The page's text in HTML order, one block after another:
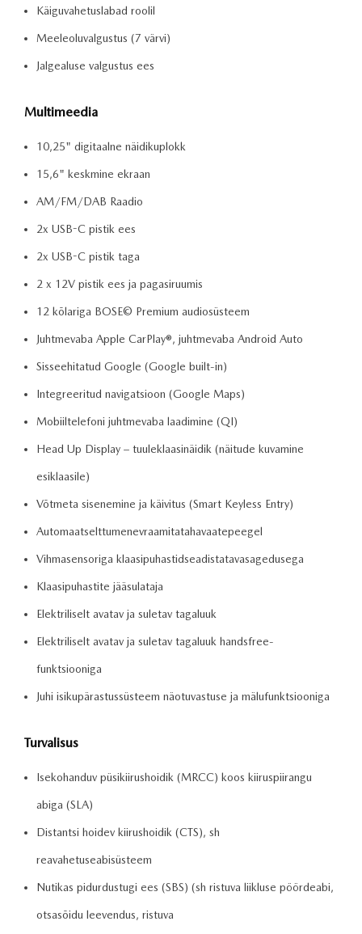
Käiguvahetuslabad roolil
Meeleoluvalgustus (7 värvi)
Jalgealuse valgustus ees
Multimeedia
10,25" digitaalne näidikuplokk
15,6" keskmine ekraan
AM/FM/DAB Raadio
2x USB-C pistik ees
2x USB-C pistik taga
2 x 12V pistik ees ja pagasiruumis
12 kõlariga BOSE© Premium audiosüsteem
Juhtmevaba Apple CarPlay®, juhtmevaba Android Auto
Sisseehitatud Google (Google built-in)
Integreeritud navigatsioon (Google Maps)
Mobiiltelefoni juhtmevaba laadimine (QI)
Head Up Display – tuuleklaasinäidik (näitude kuvamine
esiklaasile)
Võtmeta sisenemine ja käivitus (Smart Keyless Entry)
Automaatselttumenevraamitatahavaatepeegel
Vihmasensoriga klaasipuhastidseadistatavasagedusega
Klaasipuhastite jääsulataja
Elektriliselt avatav ja suletav tagaluuk
Elektriliselt avatav ja suletav tagaluuk handsfree-
funktsiooniga
Juhi isikupärastussüsteem näotuvastuse ja mälufunktsiooniga
Turvalisus
Isekohanduv püsikiirushoidik (MRCC) koos kiiruspiirangu
abiga (SLA)
Distantsi hoidev kiirushoidik (CTS), sh
reavahetuseabisüsteem
Nutikas pidurdustugi ees (SBS) (sh ristuva liikluse pöördeabi,
otsasõidu leevendus, ristuva